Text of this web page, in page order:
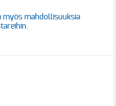
myös mahdollisuuksia